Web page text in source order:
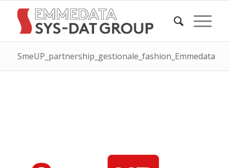
SmeUP_partnership_gestionale_fashion_Emmedata